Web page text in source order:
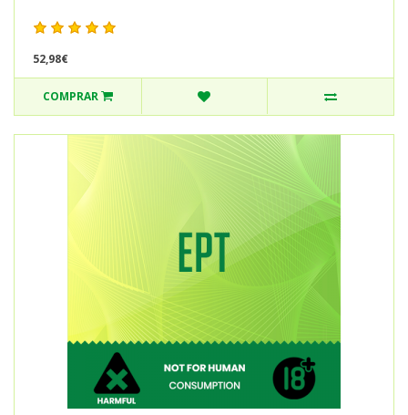
52,98€
COMPRAR